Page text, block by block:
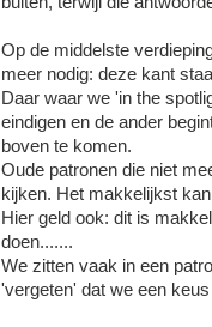
Op de middelste
meer nodig: deze kant
Daar waar we 'in the
eindigen en de ander
boven te komen.
Oude patronen die niet
kijken. Het makkelijkst
Hier geld ook: dit is
doen.......
We zitten vaak in een
'vergeten' dat we een